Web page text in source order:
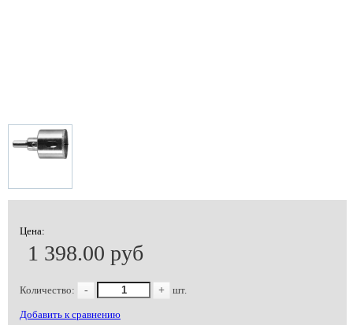
Цена:
1 398.00 руб
Количество: - + шт.
Добавить к сравнению